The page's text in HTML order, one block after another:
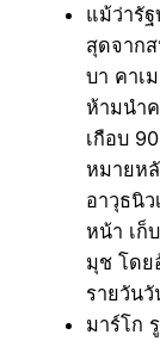
แม้ว่ารั
สุดจาก
บา คาเ
ห้ามนำค
เกือบ
หมายห
อาวุธนิ
หน้า เก็
มุช โดย
รายวัน
มาร์โก